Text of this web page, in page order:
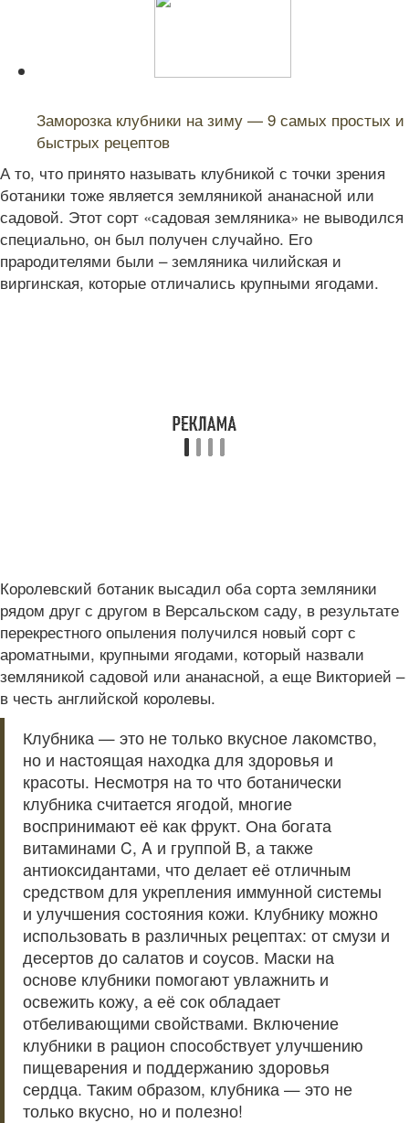
Заморозка клубники на зиму — 9 самых простых и
быстрых рецептов
А то, что принято называть клубникой с точки зрения
ботаники тоже является земляникой ананасной или
садовой. Этот сорт «садовая земляника» не выводился
специально, он был получен случайно. Его
прародителями были – земляника чилийская и
виргинская, которые отличались крупными ягодами.
Королевский ботаник высадил оба сорта земляники
рядом друг с другом в Версальском саду, в результате
перекрестного опыления получился новый сорт с
ароматными, крупными ягодами, который назвали
земляникой садовой или ананасной, а еще Викторией –
в честь английской королевы.
Клубника — это не только вкусное лакомство,
но и настоящая находка для здоровья и
красоты. Несмотря на то что ботанически
клубника считается ягодой, многие
воспринимают её как фрукт. Она богата
витаминами C, A и группой B, а также
антиоксидантами, что делает её отличным
средством для укрепления иммунной системы
и улучшения состояния кожи. Клубнику можно
использовать в различных рецептах: от смузи и
десертов до салатов и соусов. Маски на
основе клубники помогают увлажнить и
освежить кожу, а её сок обладает
отбеливающими свойствами. Включение
клубники в рацион способствует улучшению
пищеварения и поддержанию здоровья
сердца. Таким образом, клубника — это не
только вкусно, но и полезно!